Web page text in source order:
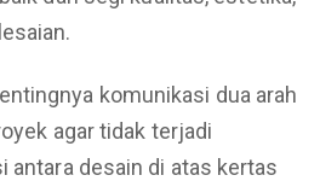
komunikasi dua arah
agar tidak terjadi
antara desain di atas kertas